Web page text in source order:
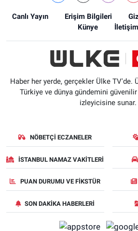
Canlı Yayın Erişim Bilgileri
Künye
İletişim
Haber her yerde, gerçekler Ülke TV'de.
Türkiye ve dünya gündemini güvenilir
izleyicisine sunar.
NÖBETÇI ECZANELER
İSTANBUL NAMAZ VAKITLERI
PUAN DURUMU VE FIKSTÜR
SON DAKIKA HABERLERI